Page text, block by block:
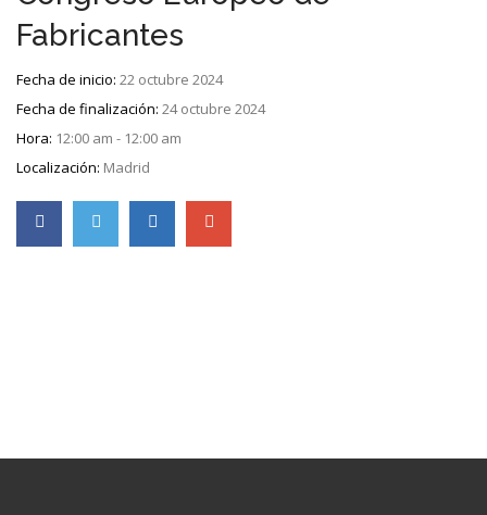
Fabricantes
Fecha de inicio: 22 octubre 2024
Fecha de finalización: 24 octubre 2024
Hora: 12:00 am - 12:00 am
Localización: Madrid